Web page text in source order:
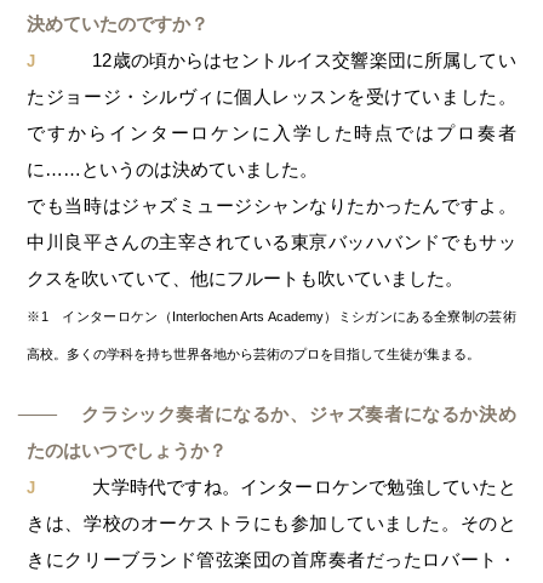
決めていたのですか？
J
12歳の頃からはセントルイス交響楽団に所属してい
たジョージ・シルヴィに個人レッスンを受けていました。
ですからインターロケンに入学した時点ではプロ奏者
に……というのは決めていました。
でも当時はジャズミュージシャンなりたかったんですよ。
中川良平さんの主宰されている東亰バッハバンドでもサッ
クスを吹いていて、他にフルートも吹いていました。
※1 インターロケン（Interlochen Arts Academy）ミシガンにある全寮制の芸術
高校。多くの学科を持ち世界各地から芸術のプロを目指して生徒が集まる。
─
クラシック奏者になるか、ジャズ奏者になるか決め
たのはいつでしょうか？
J
大学時代ですね。インターロケンで勉強していたと
きは、学校のオーケストラにも参加していました。そのと
きにクリーブランド管弦楽団の首席奏者だったロバート・